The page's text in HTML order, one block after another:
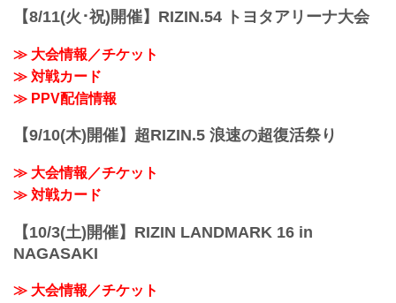
19:00〜20:00頃
※試合内容、イベント進行によって終了
!1m18!1m12!1m3!1d3249.958551664571!
2d139.62652771477258!3d35.4558205499
【8/11(火･祝)開催】RIZIN.54 トヨタアリーナ大会
≫ 大会情報／チケット
≫ 対戦カード
≫ PPV配信情報
【9/10(木)開催】超RIZIN.5 浪速の超復活祭り
≫ 大会情報／チケット
≫ 対戦カード
【10/3(土)開催】RIZIN LANDMARK 16 in
NAGASAKI
≫ 大会情報／チケット